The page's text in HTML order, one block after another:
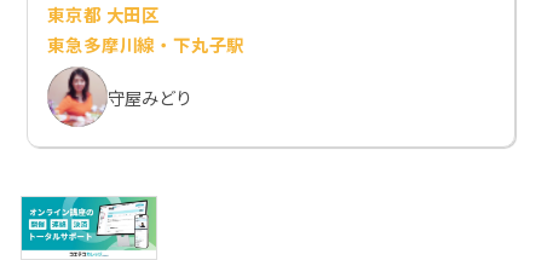
東京都 大田区
東急多摩川線・下丸子駅
守屋みどり